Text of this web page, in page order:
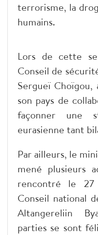
terrorisme, la
humains.
Lors de cette
Conseil de
Sergueï
son pays de
façonner une
eurasienne tant
Par ailleurs, le
mené plusieurs
rencontré le
Conseil national
Altangereliin
parties se sont